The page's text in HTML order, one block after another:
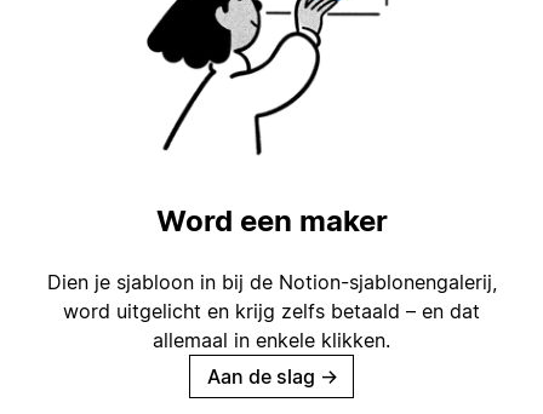
Word een maker
Dien je sjabloon in bij de Notion-sjablonengalerij,
word uitgelicht en krijg zelfs betaald – en dat
allemaal in enkele klikken.
Aan de slag →